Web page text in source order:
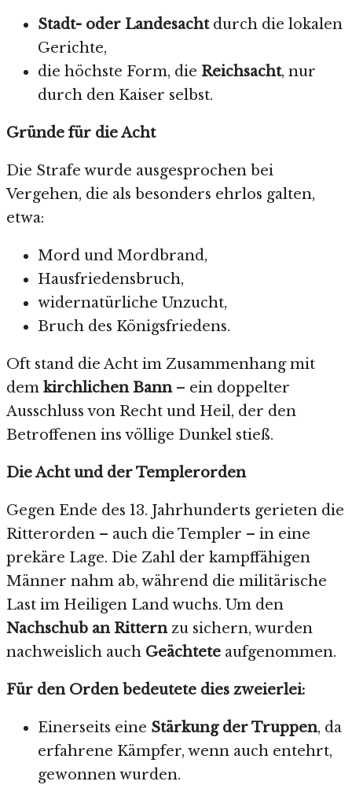
Stadt- oder Landesachtdurch die lokalen
Gerichte,
die höchste Form, die Reichsacht, nur
durch den Kaiser selbst.
Gründe für die Acht
Die Strafe wurde ausgesprochen bei
Vergehen, die als besonders ehrlos galten,
etwa:
Mord und Mordbrand,
Hausfriedensbruch,
widernatürliche Unzucht,
Bruch des Königsfriedens.
Oft stand die Acht im Zusammenhang mit
dem kirchlichen Bann– ein doppelter
Ausschluss von Recht und Heil, der den
Betroffenen ins völlige Dunkel stieß.
Die Acht und der Templerorden
Gegen Ende des 13. Jahrhunderts gerieten die
Ritterorden – auch die Templer – in eine
prekäre Lage. Die Zahl der kampffähigen
Männer nahm ab, während die militärische
Last im Heiligen Land wuchs. Um den
Nachschub an Ritternzu sichern, wurden
nachweislich auch Geächtete aufgenommen.
Für den Orden bedeutete dies zweierlei:
Einerseits eine Stärkung der Truppen, da
erfahrene Kämpfer, wenn auch entehrt,
gewonnen wurden.